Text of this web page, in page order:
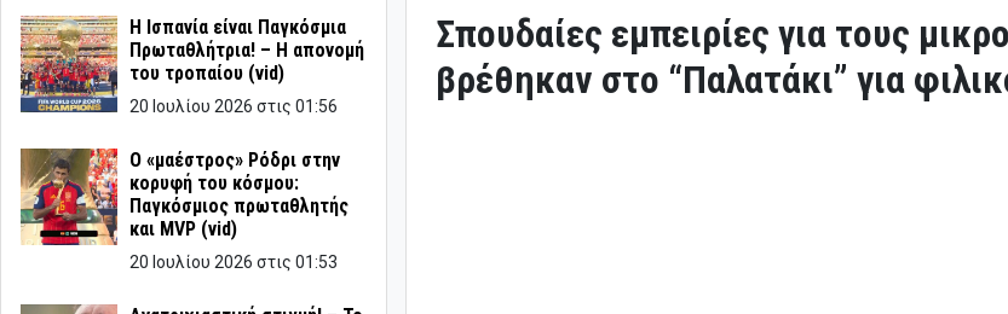
Η Ισπανία είναι Παγκόσμια
Πρωταθλήτρια! – Η απονομή
του τροπαίου (vid)
20 Ιουλίου 2026 στις 01:56
Ο «μαέστρος» Ρόδρι στην
κορυφή του κόσμου:
Παγκόσμιος πρωταθλητής
και MVP (vid)
20 Ιουλίου 2026 στις 01:53
Σπουδαίες εμπειρίες για τους
βρέθηκαν στο “Παλατάκι” για